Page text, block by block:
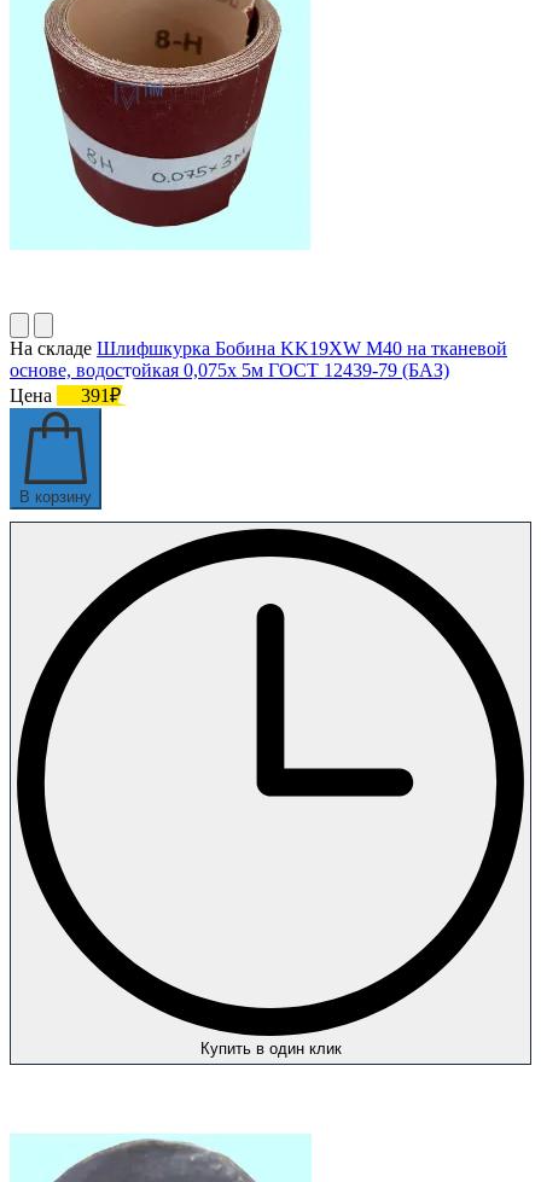
На складе Шлифшкурка Бобина KK19XW M40 на тканевой
основе, водостойкая 0,075х 5м ГОСТ 12439-79 (БАЗ)
Цена
391₽
В корзину
Купить в один клик